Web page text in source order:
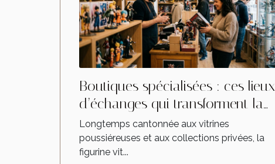
Boutiques spécialisées : ces lieux
d’échanges qui transforment la
culture de la figurine
Longtemps cantonnée aux vitrines
poussiéreuses et aux collections privées, la
figurine vit...